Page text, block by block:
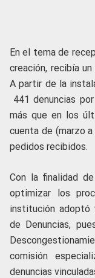
En el tema de
creación, recibía
A partir de la
441 denuncias
más que en los
cuenta de (marzo
pedidos recibidos.
Con la finalidad
optimizar los
institución adoptó
de Denuncias,
comisión
denuncias